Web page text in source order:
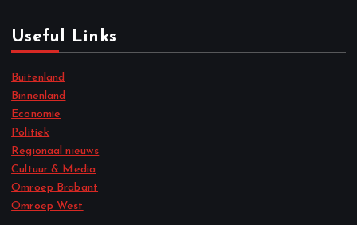
Useful Links
Buitenland
Binnenland
Economie
Politiek
Regionaal nieuws
Cultuur & Media
Omroep Brabant
Omroep West